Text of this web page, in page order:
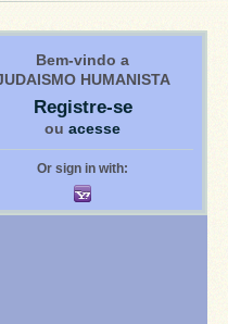
Bem-vindo a
HUMANISTA
Registre-se
ou acesse
Or sign in with: